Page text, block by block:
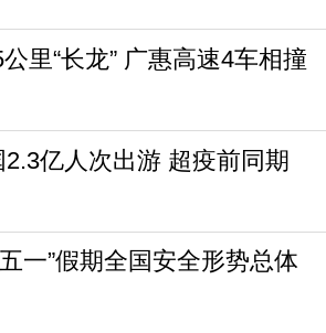
里“长龙” 广惠高速4车相撞
2.3亿人次出游 超疫前同期
一”假期全国安全形势总体